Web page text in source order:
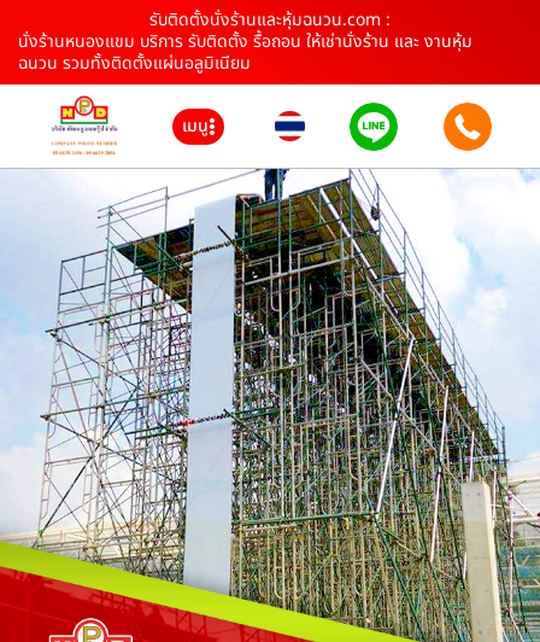
รับติดตั้งนั่งร้านและหุ้มฉนวน.com :
นั่งร้านหนองแขม บริการ รับติดตั้ง รื้อถอน ให้เช่านั่งร้าน และ งานหุ้ม
ฉนวน รวมทั้งติดตั้งแผ่นอลูมิเนียม
เมนู